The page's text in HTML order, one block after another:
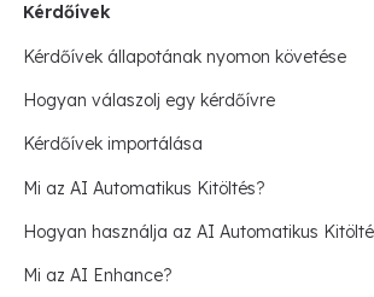
Kérdőívek
Kérdőívek állapotának nyomon követése
Hogyan válaszolj egy kérdőívre
Kérdőívek importálása
Mi az AI Automatikus Kitöltés?
Hogyan használja az AI Automatikus
Mi az AI Enhance?